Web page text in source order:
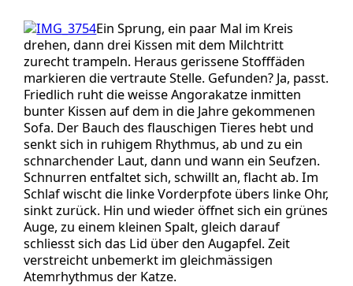
Ein Sprung, ein paar Mal im Kreis
drehen, dann drei Kissen mit dem Milchtritt
zurecht trampeln. Heraus gerissene Stofffäden
markieren die vertraute Stelle. Gefunden? Ja, passt.
Friedlich ruht die weisse Angorakatze inmitten
bunter Kissen auf dem in die Jahre gekommenen
Sofa. Der Bauch des flauschigen Tieres hebt und
senkt sich in ruhigem Rhythmus, ab und zu ein
schnarchender Laut, dann und wann ein Seufzen.
Schnurren entfaltet sich, schwillt an, flacht ab. Im
Schlaf wischt die linke Vorderpfote übers linke Ohr,
sinkt zurück. Hin und wieder öffnet sich ein grünes
Auge, zu einem kleinen Spalt, gleich darauf
schliesst sich das Lid über den Augapfel. Zeit
verstreicht unbemerkt im gleichmässigen
Atemrhythmus der Katze.